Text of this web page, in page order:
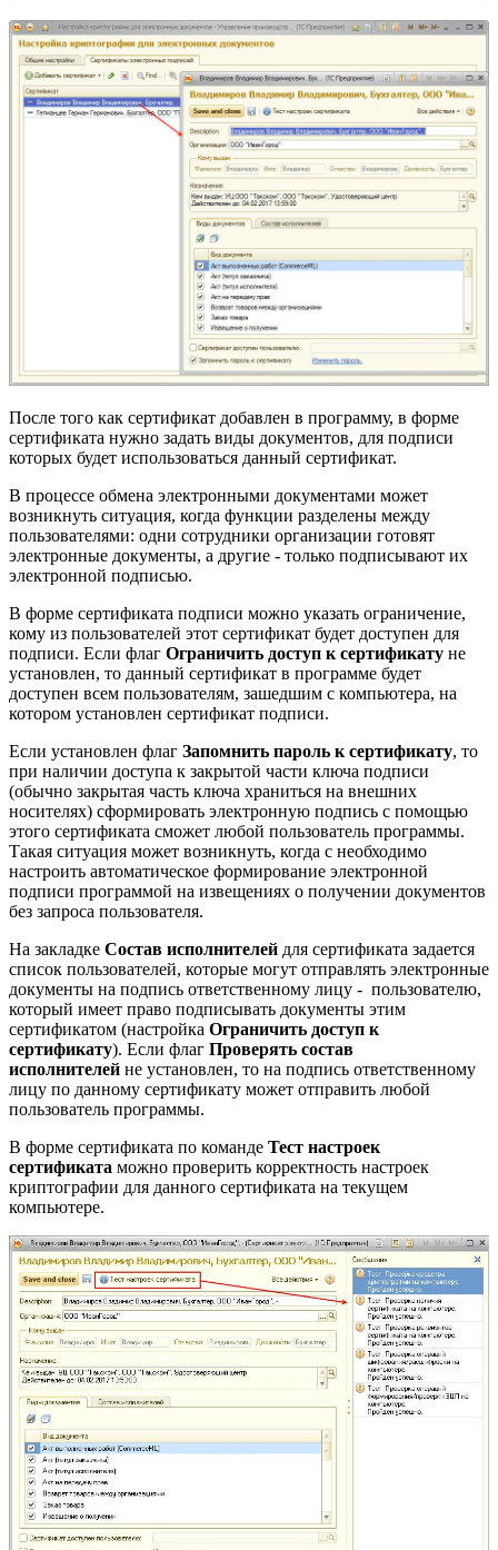
После того как сертификат добавлен в программу, в форме
сертификата нужно задать виды документов, для подписи
которых будет использоваться данный сертификат.
В процессе обмена электронными документами может
возникнуть ситуация, когда функции разделены между
пользователями: одни сотрудники организации готовят
электронные документы, а другие - только подписывают их
электронной подписью.
В форме сертификата подписи можно указать ограничение,
кому из пользователей этот сертификат будет доступен для
подписи. Если флаг Ограничить доступ к сертификату не
установлен, то данный сертификат в программе будет
доступен всем пользователям, зашедшим с компьютера, на
котором установлен сертификат подписи.
Если установлен флаг Запомнить пароль к сертификату, то
при наличии доступа к закрытой части ключа подписи
(обычно закрытая часть ключа храниться на внешних
носителях) сформировать электронную подпись с помощью
этого сертификата сможет любой пользователь программы.
Такая ситуация может возникнуть, когда с необходимо
настроить автоматическое формирование электронной
подписи программой на извещениях о получении документов
без запроса пользователя.
На закладке Состав исполнителей для сертификата задается
список пользователей, которые могут отправлять электронные
документы на подпись ответственному лицу - пользователю,
который имеет право подписывать документы этим
сертификатом (настройка Ограничить доступ к
сертификату). Если флаг Проверять состав
исполнителей не установлен, то на подпись ответственному
лицу по данному сертификату может отправить любой
пользователь программы.
В форме сертификата по команде Тест настроек
сертификата можно проверить корректность настроек
криптографии для данного сертификата на текущем
компьютере.